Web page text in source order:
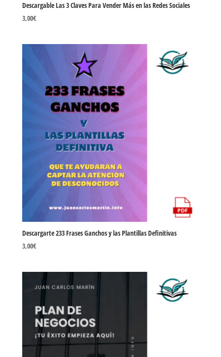
Descargable Las 3 Claves Para Vender Más en las Redes Sociales
3,00€
Descargarte 233 Frases Ganchos y las Plantillas Definitivas
3,00€